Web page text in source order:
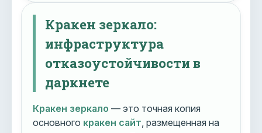
Кракен зеркало:
инфраструктура
отказоустойчивости в
даркнете
Кракен зеркало — это точная копия
основного кракен сайт , размещенная на